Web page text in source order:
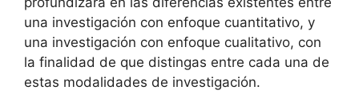
una investigación con enfoque cuantitativo, y
una investigación con enfoque cualitativo, con
la finalidad de que distingas entre cada una de
estas modalidades de investigación.